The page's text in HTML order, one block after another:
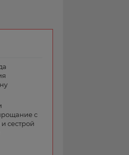
с
сестрой